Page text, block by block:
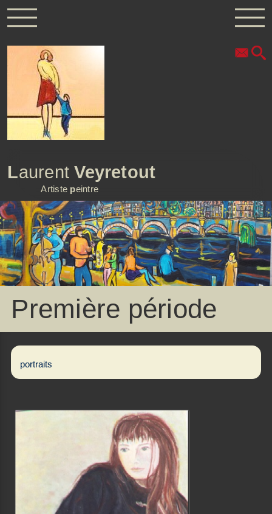
LaurentVeyretout
Artiste peintre
Première période
portraits